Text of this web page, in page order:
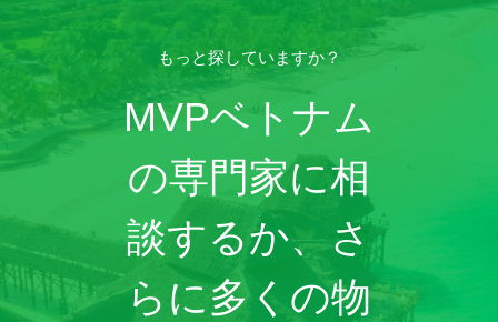
もっと探していますか？
MVPベトナム
の専門家に相
談するか、さ
らに多くの物